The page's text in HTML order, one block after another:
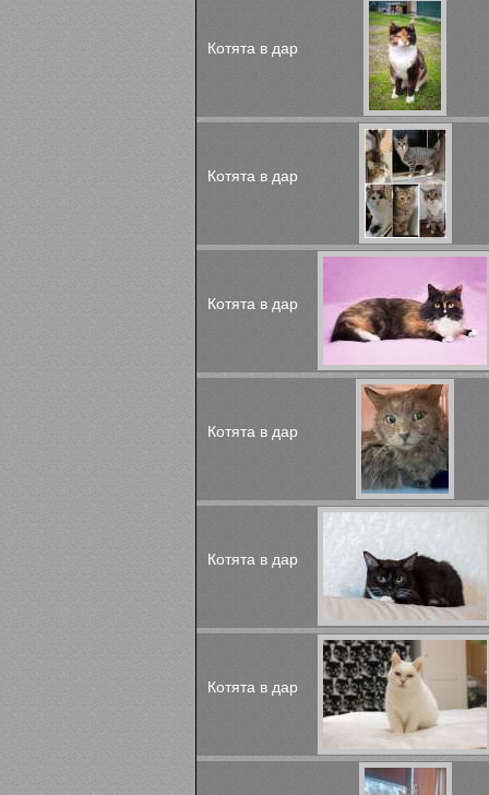
Котята в дар
Котята в дар
Котята в дар
Котята в дар
Котята в дар
Котята в дар